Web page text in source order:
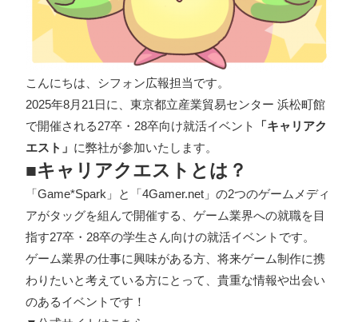
こんにちは、シフォン広報担当です。
2025年8月21日に、東京都立産業貿易センター 浜松町館
で開催される27卒・28卒向け就活イベント
「キャリアク
エスト」 に弊社が参加いたします。
■キャリアクエストとは？
「Game*Spark 」と「4Gamer.net 」の2つのゲームメディ
アがタッグを組んで開催する、ゲーム業界への就職を目
指す27卒・28卒の学生さん向けの就活イベントです。
ゲーム業界の仕事に興味がある方、将来ゲーム制作に携
わりたいと考えている方にとって、貴重な情報や出会い
のあるイベントです！